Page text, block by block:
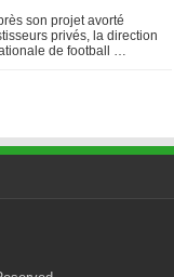
son projet avorté
privés, la direction
de football …